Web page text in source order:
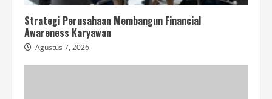
Strategi Perusahaan Membangun Financial
Awareness Karyawan
Agustus 7, 2026